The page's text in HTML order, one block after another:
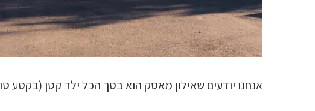
אנחנו יודעים שאילון מאסק הוא בסך הכל ילד קטן (בקטע